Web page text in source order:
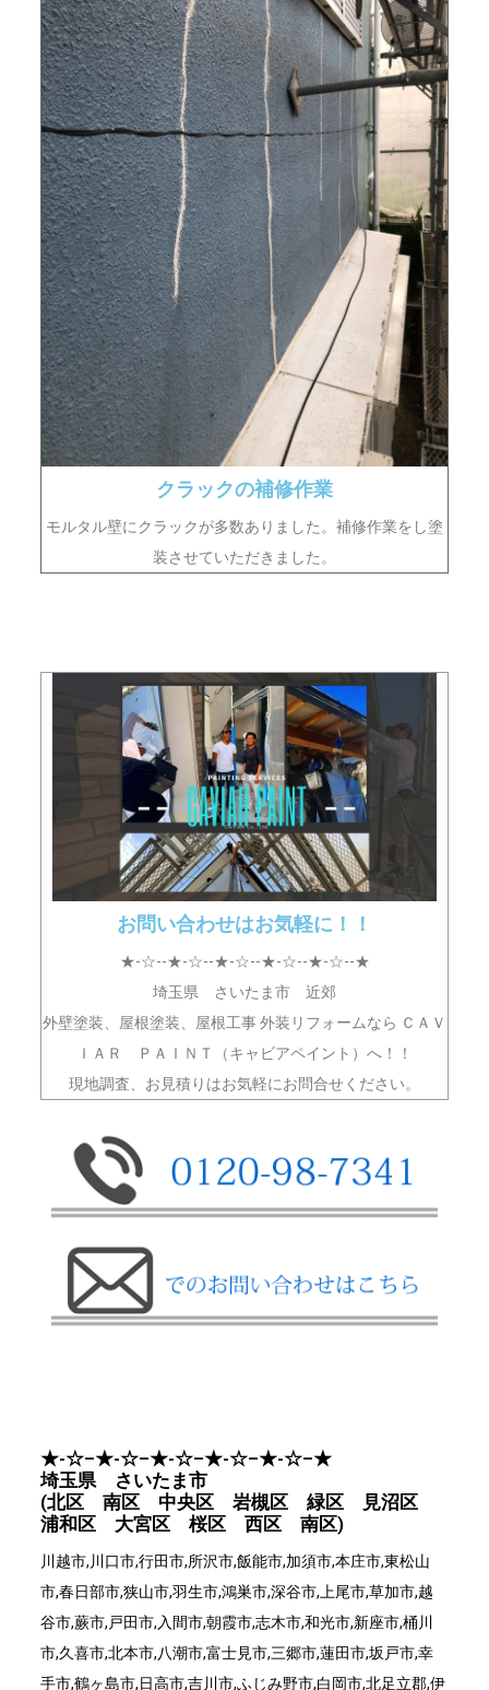
クラックの補修作業
モルタル壁にクラックが多数ありました。補修作業をし塗
装させていただきました。
お問い合わせはお気軽に！！
★-☆--★-☆--★-☆--★-☆--★-☆--★
埼玉県 さいたま市 近郊
外壁塗装、屋根塗装、屋根工事 外装リフォームなら ＣＡＶ
ＩＡＲ ＰＡＩＮＴ（キャビアペイント）へ！！
現地調査、お見積りはお気軽にお問合せください。
★-☆–★-☆–★-☆–★-☆–★-☆–★
埼玉県 さいたま市
(北区 南区 中央区 岩槻区 緑区 見沼区
浦和区 大宮区 桜区 西区 南区)
川越市,川口市,行田市,所沢市,飯能市,加須市,本庄市,東松山
市,春日部市,狭山市,羽生市,鴻巣市,深谷市,上尾市,草加市,越
谷市,蕨市,戸田市,入間市,朝霞市,志木市,和光市,新座市,桶川
市,久喜市,北本市,八潮市,富士見市,三郷市,蓮田市,坂戸市,幸
手市,鶴ヶ島市,日高市,吉川市,ふじみ野市,白岡市,北足立郡,伊